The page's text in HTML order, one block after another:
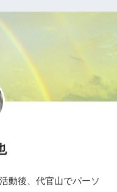
動後、代官山でパーソ